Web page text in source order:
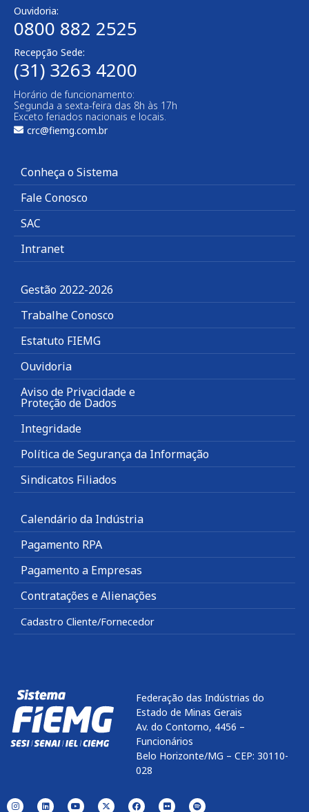
Ouvidoria:
0800 882 2525​
Recepção Sede:
(31) 3263 4200
Horário de funcionamento:
Segunda a sexta-feira das 8h às 17h
Exceto feriados nacionais e locais.
crc@fiemg.com.br
Conheça o Sistema
Fale Conosco
SAC
Intranet
Gestão 2022-2026
Trabalhe Conosco
Estatuto FIEMG
Ouvidoria
Aviso de Privacidade e
Proteção de Dados
Integridade
Política de Segurança da Informação
Sindicatos Filiados
Calendário da Indústria
Pagamento RPA
Pagamento a Empresas
Contratações e Alienações
Cadastro Cliente/Fornecedor
Federação das Indústrias do
Estado de Minas Gerais
Av. do Contorno, 4456 –
Funcionários
Belo Horizonte/MG – CEP: 30110-
028